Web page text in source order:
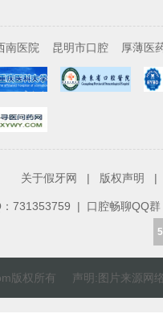
南医院 昆明市口腔 厚薄医
关于假牙网 | 版权声明 |
731353759 | 口腔畅聊QQ
版权所有 声明:图片来源网